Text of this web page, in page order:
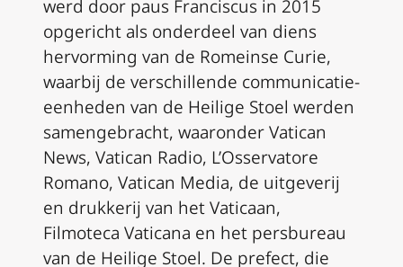
werd door paus Franciscus in 2015
opgericht als onderdeel van diens
hervorming van de Romeinse Curie,
waarbij de verschillende communicatie-
eenheden van de Heilige Stoel werden
samengebracht, waaronder Vatican
News, Vatican Radio, L’Osservatore
Romano, Vatican Media, de uitgeverij
en drukkerij van het Vaticaan,
Filmoteca Vaticana en het persbureau
van de Heilige Stoel. De prefect, die